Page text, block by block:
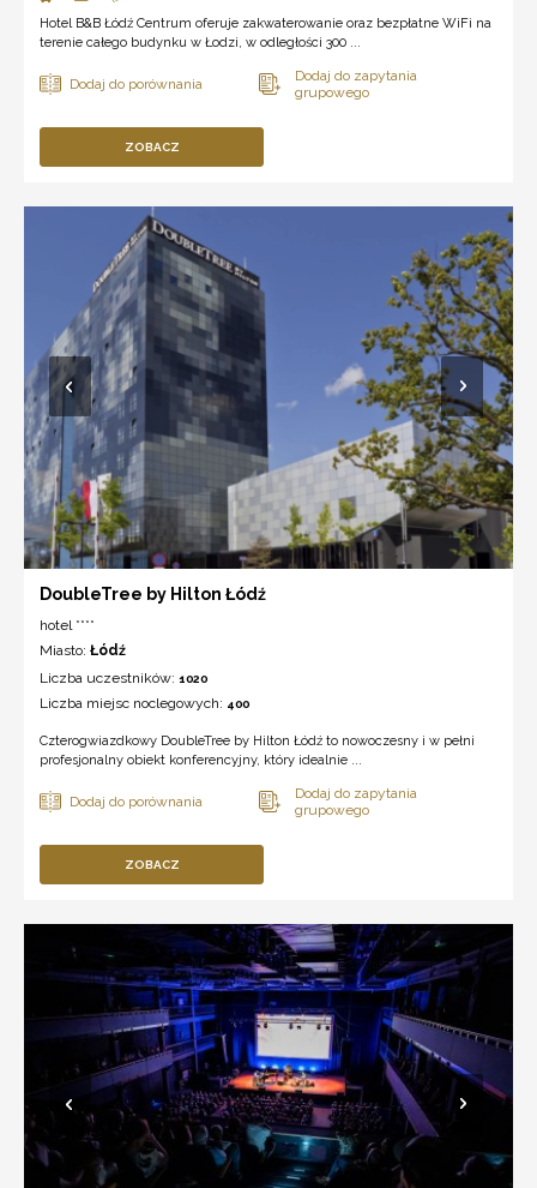
Hotel B&B Łódź Centrum oferuje zakwaterowanie oraz bezpłatne WiFi na
terenie całego budynku w Łodzi, w odległości 300 ...
ZOBACZ
DoubleTree by Hilton Łódź
hotel ****
Miasto: Łódź
Liczba uczestników: 1020
Liczba miejsc noclegowych: 400
Czterogwiazdkowy DoubleTree by Hilton Łódź to nowoczesny i w pełni
profesjonalny obiekt konferencyjny, który idealnie ...
ZOBACZ